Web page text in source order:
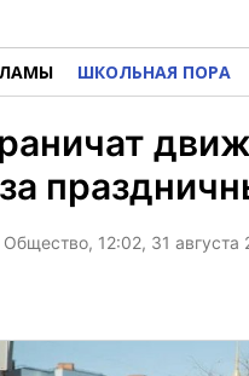
ШКОЛЬНАЯ ПОРА
Общество, 12:02, 31 августа